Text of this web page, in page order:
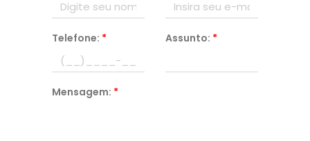
Telefone: * Assunto: *
Mensagem: *